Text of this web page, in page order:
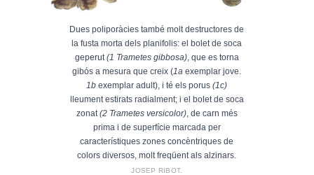
Dues poliporàcies també molt destructores de
la fusta morta dels planifolis: el bolet de soca
geperut(1 Trametes gibbosa), que es torna
gibós a mesura que creix (1a exemplar jove.
1b exemplar adult), i té els porus(1c)
lleument estirats radialment; i el bolet de soca
zonat(2 Trametes versicolor), de carn més
prima i de superfície marcada per
característiques zones concèntriques de
colors diversos, molt freqüent als alzinars.
JOSEP RIBOT.